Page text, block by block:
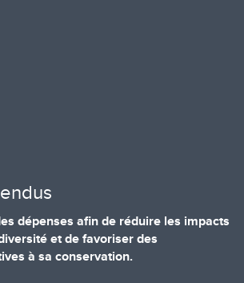
dépenses afin de réduire les impacts
et de favoriser des
à sa conservation.